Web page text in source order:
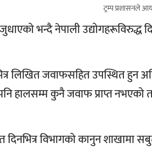
ट्रम्प प्रशासनले
भन्दै नेपाली उद्योगहरूविरुद्ध
लिखित जवाफसहित उपस्थित हुन
हालसम्म कुनै जवाफ प्राप्त नभएको
दिनभित्र विभागको कानुन शाखामा